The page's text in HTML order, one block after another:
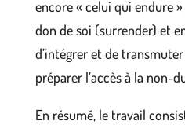
encore « celui qui endure
don de soi (surrender) et
d’intégrer et de
préparer l’accès à la non-
En résumé, le travail